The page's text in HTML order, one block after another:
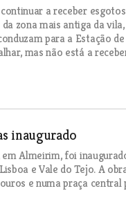
a receber
zona mais antiga da
para a Estação
mas não está a
inaugurado
em Almeirim, foi
Lisboa e Vale do Tejo. A
e numa praça